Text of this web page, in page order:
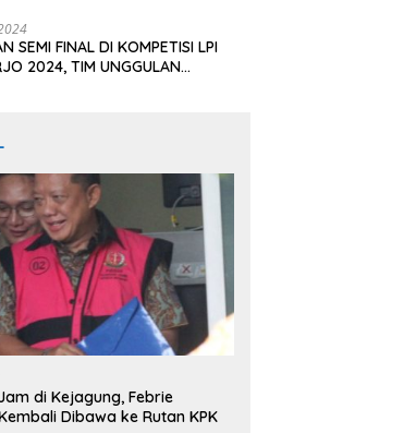
SEMI FINAL DI KOMPETISI LPI
2024, TIM UNGGULAN
di Kejagung, Febrie
Dibawa ke Rutan KPK